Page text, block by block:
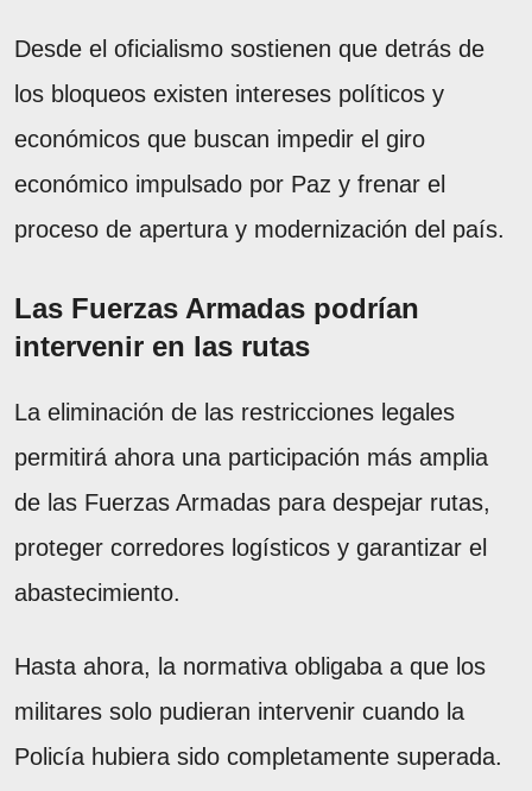
Desde el oficialismo sostienen que detrás de
los bloqueos existen intereses políticos y
económicos que buscan impedir el giro
económico impulsado por Paz y frenar el
proceso de apertura y modernización del país.
Las Fuerzas Armadas podrían
intervenir en las rutas
La eliminación de las restricciones legales
permitirá ahora una participación más amplia
de las Fuerzas Armadas para despejar rutas,
proteger corredores logísticos y garantizar el
abastecimiento.
Hasta ahora, la normativa obligaba a que los
militares solo pudieran intervenir cuando la
Policía hubiera sido completamente superada.